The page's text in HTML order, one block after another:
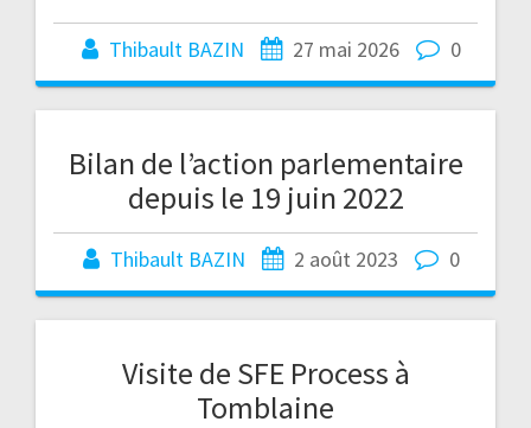
Thibault BAZIN 27 mai 2026 0
Bilan de l’action parlementaire
depuis le 19 juin 2022
Thibault BAZIN 2 août 2023 0
Visite de SFE Process à
Tomblaine